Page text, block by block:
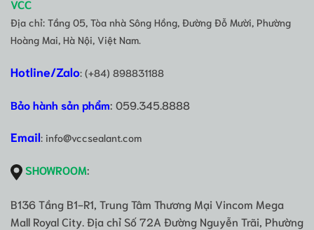
VCC
Địa chỉ: Tầng 05, Tòa nhà Sông Hồng, Đường Đỗ Mười, Phường
Hoàng Mai, Hà Nội, Việt Nam.
Hotline/Zalo: (+84) 898831188
Bảo hành sản phẩm: 059.345.8888
Email: info@vccsealant.com
SHOWROOM:
B136 Tầng B1-R1, Trung Tâm Thương Mại Vincom Mega
Mall Royal City. Địa chỉ Số 72A Đường Nguyễn Trãi, Phường